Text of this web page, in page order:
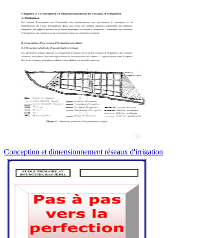
Conception et dimensionnement réseaux d'irrigation